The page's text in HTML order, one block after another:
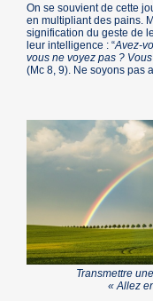
On se souvient de cette
en multipliant des pains.
signification du geste de
leur intelligence : “Avez-
vous ne voyez pas ?
(Mc 8, 9). Ne soyons pas
Transmettre
« Allez